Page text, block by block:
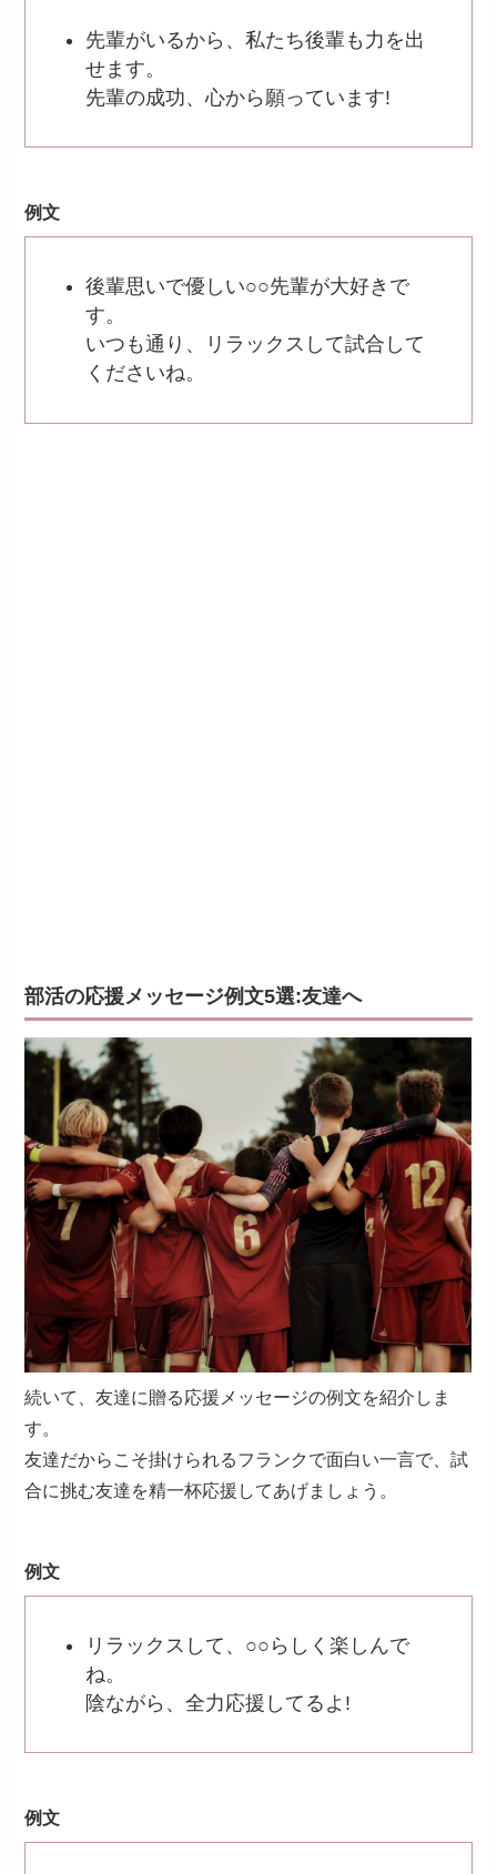
先輩がいるから、私たち後輩も力を出
せます。
先輩の成功、心から願っています!
例文
後輩思いで優しい○○先輩が大好きで
す。
いつも通り、リラックスして試合して
くださいね。
部活の応援メッセージ例文5選:友達へ
続いて、友達に贈る応援メッセージの例文を紹介しま
す。
友達だからこそ掛けられるフランクで面白い一言で、試
合に挑む友達を精一杯応援してあげましょう。
例文
リラックスして、○○らしく楽しんで
ね。
陰ながら、全力応援してるよ!
例文